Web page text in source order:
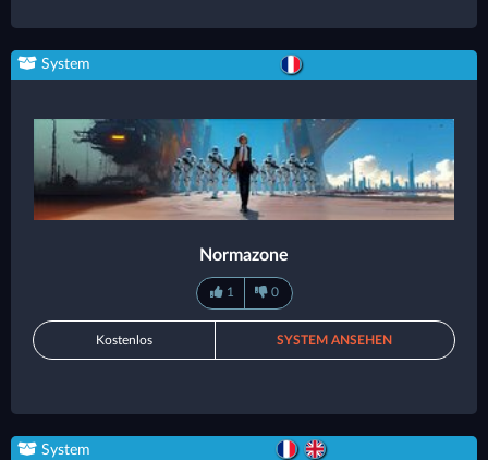
System
Normazone
1 0
Kostenlos SYSTEM ANSEHEN
System